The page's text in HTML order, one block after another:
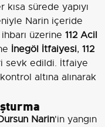
kısa sürede yapıyı
Narin içeride
üzerine 112 Acil
İnegöl İtfaiyesi, 112
sevk edildi. İtfaiye
altına alınarak
Narin'in yangın